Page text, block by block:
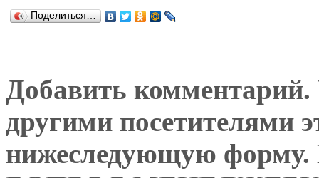
Поделиться…
Добавить комментарий.
другими посетителями
нижеследующую